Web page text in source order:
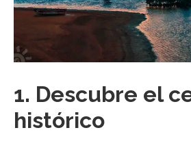
1. Descubre el
histórico